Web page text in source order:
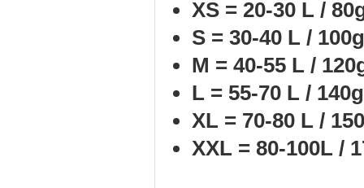
XS = 20-30 L /
S = 30-40 L / 100g
M = 40-55 L /
L = 55-70 L / 140g
XL = 70-80 L /
XXL = 80-100L /